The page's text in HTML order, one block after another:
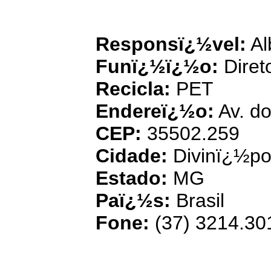
Responsï¿½vel:
Funï¿½ï¿½o:
Recicla: PET
Endereï¿½o: Av.
CEP: 35502.259
Cidade:
Estado: MG
Paï¿½s: Brasil
Fone: (37)